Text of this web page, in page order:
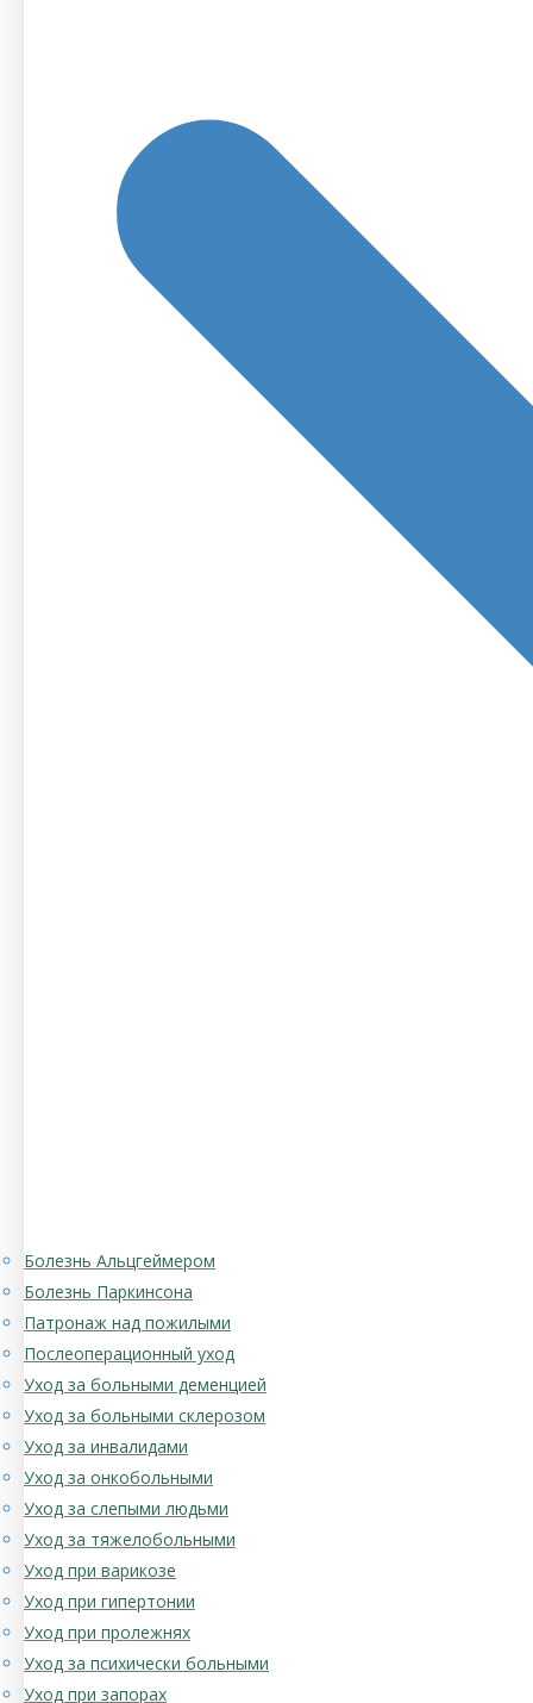
Болезнь Альцгеймером
Болезнь Паркинсона
Патронаж над пожилыми
Послеоперационный уход
Уход за больными деменцией
Уход за больными склерозом
Уход за инвалидами
Уход за онкобольными
Уход за слепыми людьми
Уход за тяжелобольными
Уход при варикозе
Уход при гипертонии
Уход при пролежнях
Уход за психически больными
Уход при запорах